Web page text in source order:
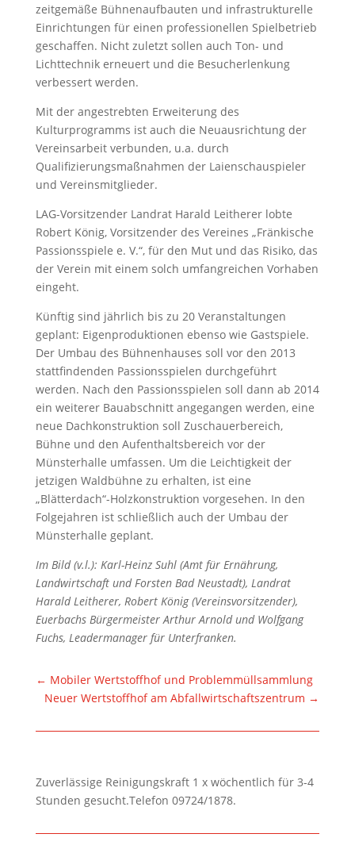
zeitgemäße Bühnenaufbauten und infrastrukturelle
Einrichtungen für einen professionellen Spielbetrieb
geschaffen. Nicht zuletzt sollen auch Ton- und
Lichttechnik erneuert und die Besucherlenkung
verbessert werden.
Mit der angestrebten Erweiterung des
Kulturprogramms ist auch die Neuausrichtung der
Vereinsarbeit verbunden, u.a. durch
Qualifizierungsmaßnahmen der Laienschauspieler
und Vereinsmitglieder.
LAG-Vorsitzender Landrat Harald Leitherer lobte
Robert König, Vorsitzender des Vereines „Fränkische
Passionsspiele e. V.“, für den Mut und das Risiko, das
der Verein mit einem solch umfangreichen Vorhaben
eingeht.
Künftig sind jährlich bis zu 20 Veranstaltungen
geplant: Eigenproduktionen ebenso wie Gastspiele.
Der Umbau des Bühnenhauses soll vor den 2013
stattfindenden Passionsspielen durchgeführt
werden. Nach den Passionsspielen soll dann ab 2014
ein weiterer Bauabschnitt angegangen werden, eine
neue Dachkonstruktion soll Zuschauerbereich,
Bühne und den Aufenthaltsbereich vor der
Münsterhalle umfassen. Um die Leichtigkeit der
jetzigen Waldbühne zu erhalten, ist eine
„Blätterdach“-Holzkonstruktion vorgesehen. In den
Folgejahren ist schließlich auch der Umbau der
Münsterhalle geplant.
Im Bild (v.l.): Karl-Heinz Suhl (Amt für Ernährung,
Landwirtschaft und Forsten Bad Neustadt), Landrat
Harald Leitherer, Robert König (Vereinsvorsitzender),
Euerbachs Bürgermeister Arthur Arnold und Wolfgang
Fuchs, Leadermanager für Unterfranken.
← Mobiler Wertstoffhof und Problemmüllsammlung
Neuer Wertstoffhof am Abfallwirtschaftszentrum →
Zuverlässige Reinigungskraft 1 x wöchentlich für 3-4
Stunden gesucht.Telefon 09724/1878.